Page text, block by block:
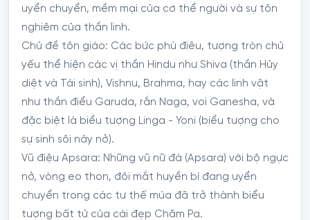
uyển chuyển, mềm mại của cơ thể người và sự tôn
nghiêm của thần linh.
Chủ đề tôn giáo: Các bức phù điêu, tượng tròn chủ
yếu thể hiện các vị thần Hindu như Shiva (thần Hủy
diệt và Tái sinh), Vishnu, Brahma, hay các linh vật
như thần điểu Garuda, rắn Naga, voi Ganesha, và
đặc biệt là biểu tượng Linga - Yoni (biểu tượng cho
sự sinh sôi nảy nở).
Vũ điệu Apsara: Những vũ nữ đá (Apsara) với bộ ngực
nở, vòng eo thon, đôi mắt huyền bí đang uyển
chuyển trong các tư thế múa đã trở thành biểu
tượng bất tử của cái đẹp Chăm Pa.